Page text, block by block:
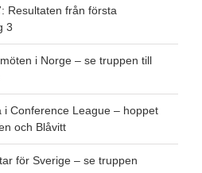
Resultaten från första
3
i Norge – se truppen till
i Conference League – hoppet
och Blåvitt
för Sverige – se truppen